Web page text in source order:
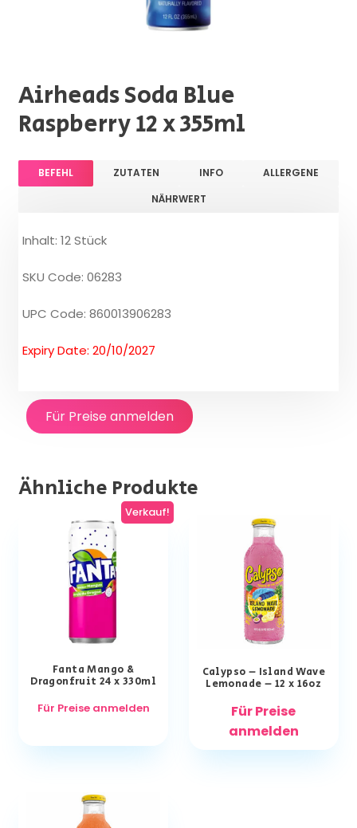
Airheads Soda Blue
Raspberry 12 x 355ml
BEFEHL ZUTATEN INFO
ALLERGENE
NÄHRWERT
Inhalt: 12 Stück
SKU Code: 06283
UPC Code: 860013906283
Expiry Date: 20/10/2027
Für Preise anmelden
Ähnliche Produkte
Verkauf!
Fanta Mango &
Dragonfruit 24 x 330ml
Für Preise anmelden
Calypso – Island Wave
Lemonade – 12 x 16oz
Für Preise
anmelden